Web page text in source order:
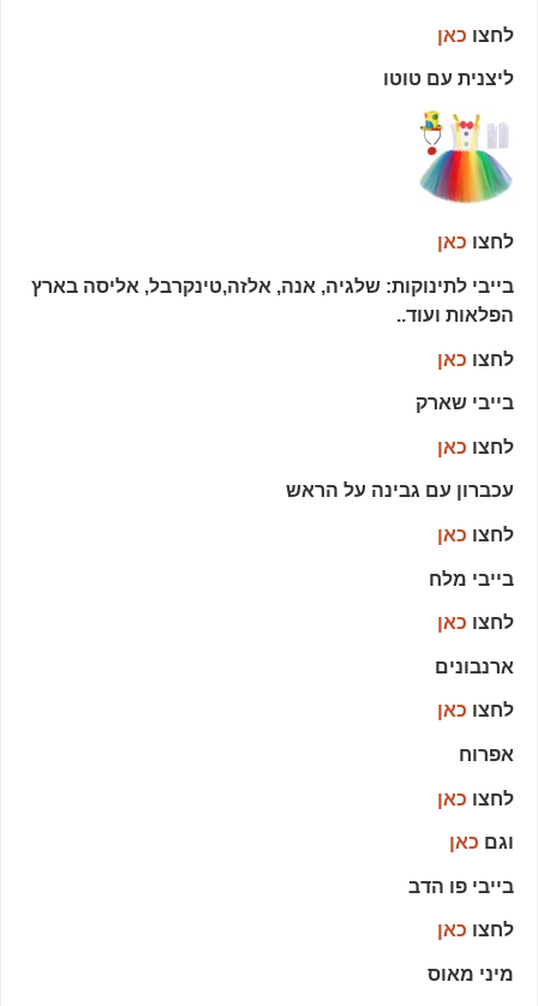
לחצו כאן
ליצנית עם טוטו
לחצו כאן
בייבי לתינוקות: שלגיה, אנה, אלזה,טינקרבל, אליסה בארץ
הפלאות ועוד..
לחצו כאן
בייבי שארק
לחצו כאן
עכברון עם גבינה על הראש
לחצו כאן
בייבי מלח
לחצו כאן
ארנבונים
לחצו כאן
אפרוח
לחצו כאן
וגם כאן
בייבי פו הדב
לחצו כאן
מיני מאוס